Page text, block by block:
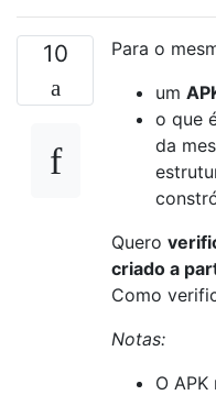
10
Para o
um
o que
da
Quero
criado a
Como
Notas:
O